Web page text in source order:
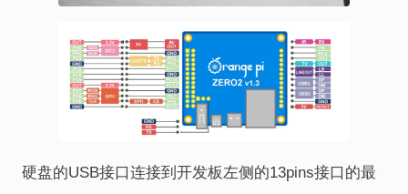
硬盘的USB接口连接到开发板左侧的13pins接口的最